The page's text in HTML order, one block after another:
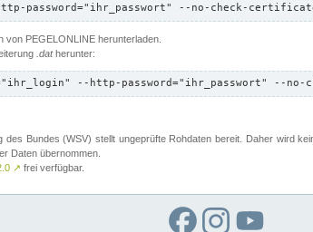
password="ihr_passwort" --no-check-
von PEGELONLINE herunterladen.
.datherunter:
--http-password="ihr_passwort" --no-
Bundes (WSV) stellt ungeprüfte Rohdaten bereit. Daher wird
Daten übernommen.
↗ frei verfügbar.